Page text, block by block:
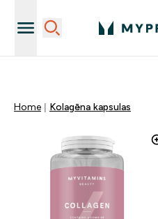
Home Kolagēna kapsulas